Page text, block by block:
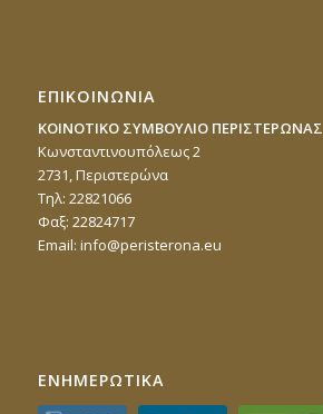
ΕΠΙΚΟΙΝΩΝΙΑ
ΚΟΙΝΟΤΙΚΟ ΣΥΜΒΟΥΛΙΟ ΠΕΡΙΣΤΕΡΩΝΑΣ
Κωνσταντινουπόλεως 2
2731, Περιστερώνα
Τηλ: 22821066
Φαξ: 22824717
Email: info@peristerona.eu
ΕΝΗΜΕΡΩΤΙΚΑ